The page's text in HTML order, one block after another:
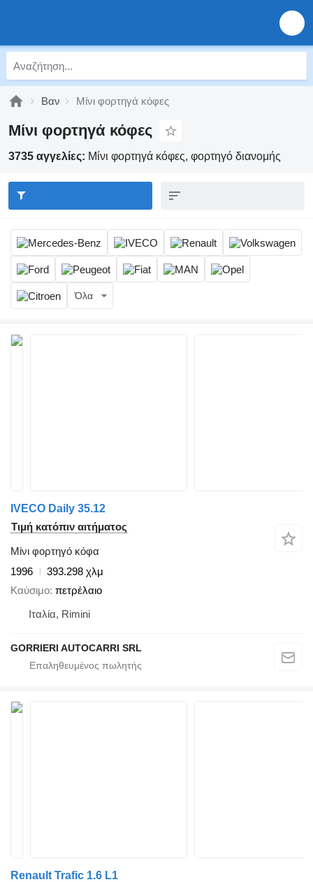
Βαν Μίνι φορτηγά κόφες
Μίνι φορτηγά κόφες
3735 αγγελίες: Μίνι φορτηγά κόφες, φορτηγό διανομής
Όλα
IVECO Daily 35.12
Τιμή κατόπιν αιτήματος
Μίνι φορτηγό κόφα
1996
393.298 χλμ
Καύσιμο πετρέλαιο
Ιταλία, Rimini
GORRIERI AUTOCARRI SRL
Renault Trafic 1.6 L1